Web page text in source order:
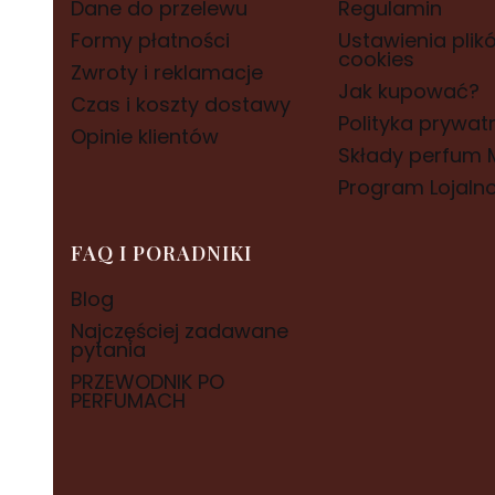
Dane do przelewu
Formy płatności
Zwroty i reklamacje
Czas i koszty dostawy
Opinie klientów
Regulamin
Ustawienia
cookies
Jak kupować?
Polityka
Składy perfum
Program
FAQ I PORADNIKI
Blog
Najczęściej zadawane
pytania
PRZEWODNIK PO
PERFUMACH